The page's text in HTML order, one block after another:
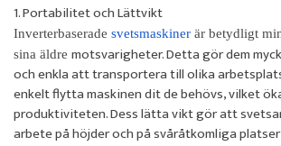
1. Portabilitet och Lättvikt
Inverterbaserade svetsmaskiner är betydligt
sina äldre motsvarigheter. Detta gör dem
och enkla att transportera till olika
enkelt flytta maskinen dit de behövs, vilket
produktiviteten. Dess lätta vikt gör att
arbete på höjder och på svåråtkomliga